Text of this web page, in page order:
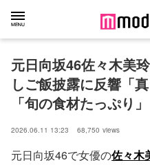
元日向坂46佐々木美
しご飯披露に反響「
「旬の食材たっぷり」
2026.06.11 13:23 68,750 views
元日向坂46で女優の佐々木